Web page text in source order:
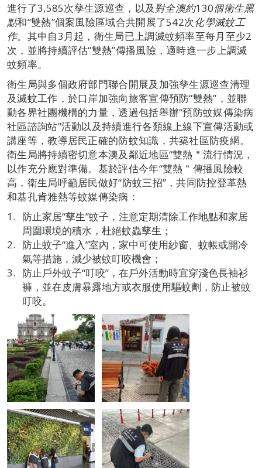
進行了3,585次孳生源巡查，以及 對全澳約130個衛生黑
點和“雙熱”個案風險區域合共開展了542次化學滅蚊工
作。其中自3月起，衛生局已上調滅蚊頻率至每月至少2
次，並將持續評估“雙熱”傳播風險，適時進一步上調滅
蚊頻率。
衛生局與多個政府部門聯合開展及加強孳生源巡查清理
及滅蚊工作，於口岸加強向旅客宣傳預防“雙熱”，並聯
動各界社團機構的力量，透過包括舉辦“預防蚊媒傳染病
社區諮詢站”活動以及持續進行各類線上線下宣傳活動或
講座等，教導居民正確的防蚊知識，共築社區防疫網。
衛生局將持續密切意本澳及鄰近地區“雙熱＂流行情況，
以作充分應對準備。基於評估今年“雙熱＂傳播風險較
高，衛生局呼籲居民做好“防蚊三招”，共同防控登革熱
和基孔肯雅熱等蚊媒傳染病：
防止家居“孳生”蚊子，注意定期清除工作地點和家居
周圍環境的積水，杜絕蚊蟲孳生；
防止蚊子“進入”室內，家中可使用紗窗、蚊帳或開冷
氣等措施，減少被蚊叮咬機會；
防止戶外蚊子“叮咬”，在戶外活動時宜穿淺色長袖衫
褲，並在皮膚暴露地方或衣服使用驅蚊劑，防止被蚊
叮咬。